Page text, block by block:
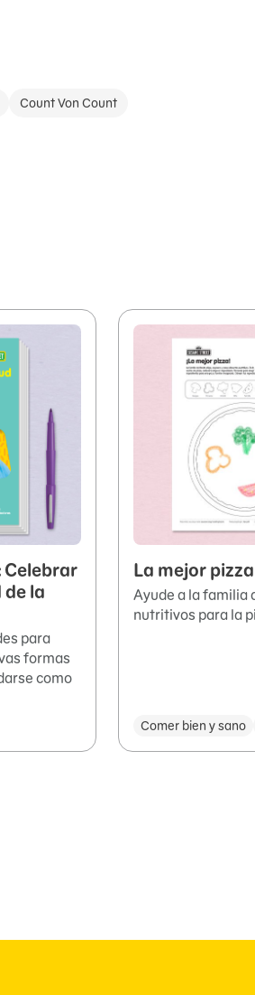
Count Von Count
Celebrar
la
para
formas
como
La mejor pizza
Ayude a la familia
nutritivos para la
Comer bien y sano